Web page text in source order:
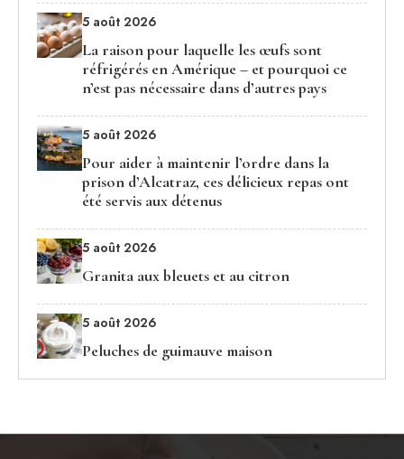
5 août 2026
La raison pour laquelle les œufs sont
réfrigérés en Amérique – et pourquoi ce
n’est pas nécessaire dans d’autres pays
5 août 2026
Pour aider à maintenir l’ordre dans la
prison d’Alcatraz, ces délicieux repas ont
été servis aux détenus
5 août 2026
Granita aux bleuets et au citron
5 août 2026
Peluches de guimauve maison